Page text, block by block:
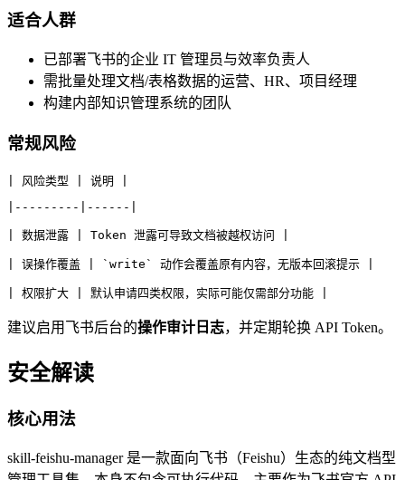
适合人群
已部署飞书的企业 IT 管理员与效率负责人
需批量处理文档/表格数据的运营、HR、项目经理
构建内部知识管理系统的团队
常规风险
| 风险类型 | 说明 |
|---------|------|
| 数据泄露 | Token 泄露可导致文档被越权访问 |
| 误操作覆盖 | `write` 动作会覆盖原有内容，无版本回滚提示 |
| 权限扩大 | 默认申请四类权限，实际可能仅需部分功能 |
建议启用飞书后台的操作审计日志，并定期轮换 API Token。
安全解读
核心用法
skill-feishu-manager 是一款面向飞书（Feishu）生态的纯文档型